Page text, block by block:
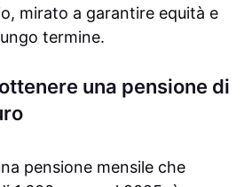
mirato a garantire equità e
termine.
una pensione di
pensione mensile che